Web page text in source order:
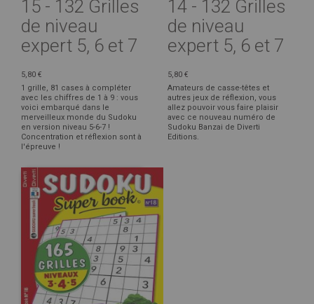
15 - 132 Grilles
de niveau
expert 5, 6 et 7
5,80 €
1 grille, 81 cases à compléter
avec les chiffres de 1 à 9 : vous
voici embarqué dans le
merveilleux monde du Sudoku
en version niveau 5-6-7 !
Concentration et réflexion sont à
l'épreuve !
14 - 132 Grilles
de niveau
expert 5, 6 et 7
5,80 €
Amateurs de casse-têtes et
autres jeux de réflexion, vous
allez pouvoir vous faire plaisir
avec ce nouveau numéro de
Sudoku Banzai de Diverti
Editions.